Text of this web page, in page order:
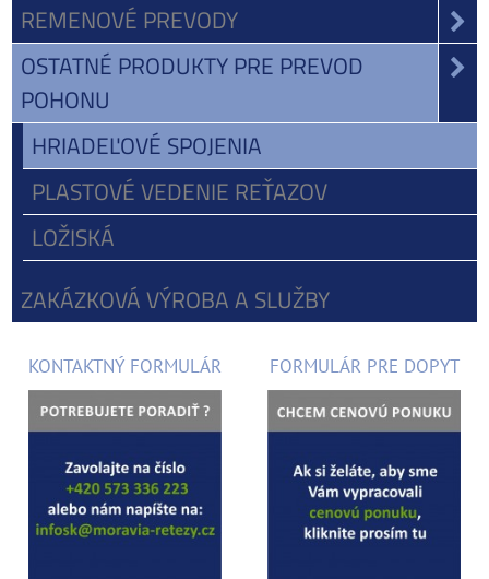
REMENOVÉ PREVODY
OSTATNÉ PRODUKTY PRE PREVOD
POHONU
HRIADEĽOVÉ SPOJENIA
PLASTOVÉ VEDENIE REŤAZOV
LOŽISKÁ
ZAKÁZKOVÁ VÝROBA A SLUŽBY
KONTAKTNÝ FORMULÁR FORMULÁR PRE DOPYT